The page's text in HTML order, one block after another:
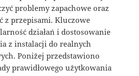
problemy zapachowe oraz
z przepisami. Kluczowe
działań i dostosowanie
z instalacji do realnych
Poniżej przedstawiono
prawidłowego użytkowania